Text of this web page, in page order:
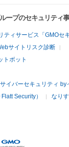
ープのセキュリティ
ィサービス「GMOセ
サイトリスク診断
トボット
イバーセキュリティ by
Security）
なり